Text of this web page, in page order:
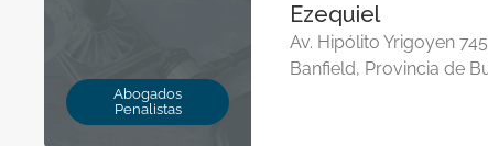
Abogados
Penalistas
Ezequiel
Av. Hipólito Yrigoyen
Banfield, Provincia de